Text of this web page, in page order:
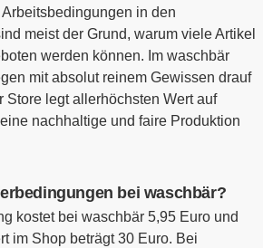
in den
meist der Grund, warum viele Artikel
werden können. Im waschbär
mit absolut reinem Gewissen drauf
Store legt allerhöchsten Wert auf
nachhaltige und faire Produktion
bei waschbär?
kostet bei waschbär 5,95 Euro und
im Shop beträgt 30 Euro. Bei